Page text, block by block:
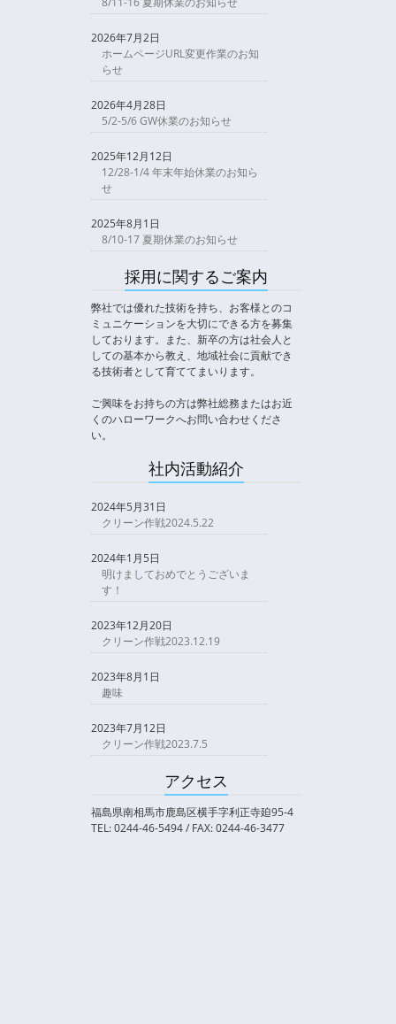
2026年7月2日
ホームページURL変更作業のお知
らせ
2026年4月28日
5/2-5/6 GW休業のお知らせ
2025年12月12日
12/28-1/4 年末年始休業のお知ら
せ
2025年8月1日
8/10-17 夏期休業のお知らせ
採用に関するご案内
弊社では優れた技術を持ち、お客様とのコ
ミュニケーションを大切にできる方を募集
しております。また、新卒の方は社会人と
しての基本から教え、地域社会に貢献でき
る技術者として育ててまいります。
ご興味をお持ちの方は弊社総務またはお近
くのハローワークへお問い合わせくださ
い。
社内活動紹介
2024年5月31日
クリーン作戦2024.5.22
2024年1月5日
明けましておめでとうございま
す！
2023年12月20日
クリーン作戦2023.12.19
2023年8月1日
趣味
2023年7月12日
クリーン作戦2023.7.5
アクセス
福島県南相馬市鹿島区横手字利正寺廹95-4
TEL: 0244-46-5494 / FAX: 0244-46-3477